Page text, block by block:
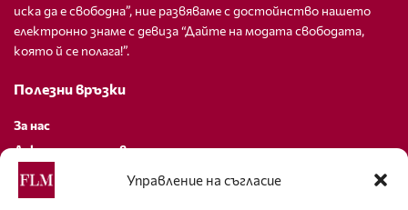
Управление на съгласие
иска да е свободна”, ние развяваме с достойнство нашето
електронно знаме с девиза “Дайте на модата свободата,
която й се полага!”.
Полезни връзки
За нас
Декларация за поверителност
Политика за бисквитки